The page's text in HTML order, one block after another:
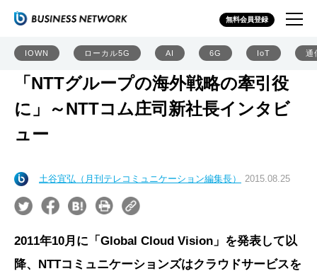
無料会員登録
IOWN ローカル5G AI 6G IoT 通
「NTTグループの海外戦略の牽引役
に」～NTTコム庄司新社長インタビ
ュー
土谷宜弘（月刊テレコミュニケーション編集長） 2015.08.25
2011年10月に「Global Cloud Vision」を発表して以
降、NTTコミュニケーションズはクラウドサービスを